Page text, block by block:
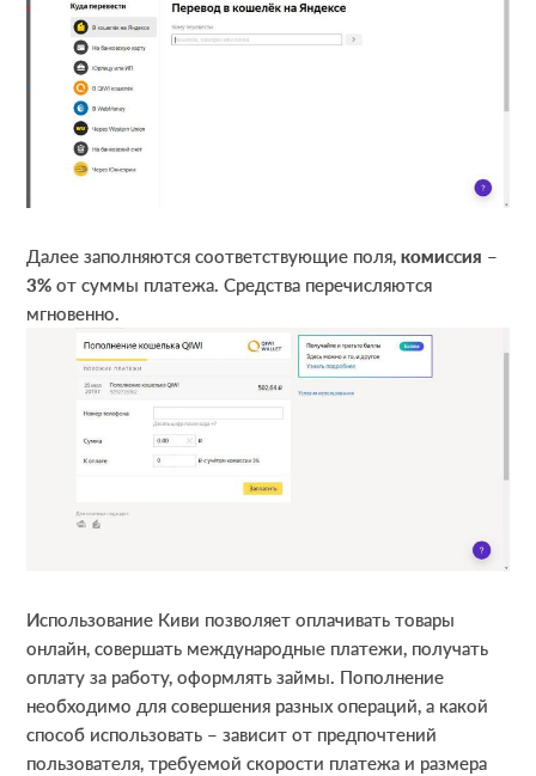
Далее заполняются соответствующие поля,комиссия –
3%от суммы платежа. Средства перечисляются
мгновенно.
Использование Киви позволяет оплачивать товары
онлайн, совершать международные платежи, получать
оплату за работу, оформлять займы. Пополнение
необходимо для совершения разных операций, а какой
способ использовать – зависит от предпочтений
пользователя, требуемой скорости платежа и размера